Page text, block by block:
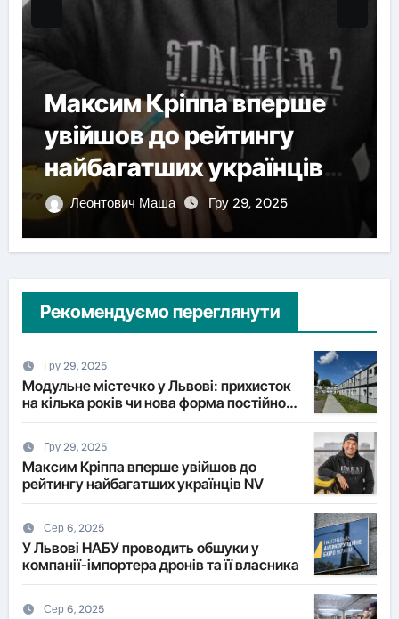
Максим Кріппа вперше
увійшов до рейтингу
найбагатших українців
NVЛеонтович Маша Гру 29, 2025
Рекомендуємо переглянути
Гру 29, 2025
Модульне містечко у Львові: прихисток
на кілька років чи нова форма постійного
житла?
Гру 29, 2025
Максим Кріппа вперше увійшов до
рейтингу найбагатших українців NV
Сер 6, 2025
У Львові НАБУ проводить обшуки у
компанії-імпортера дронів та її власника
Сер 6, 2025